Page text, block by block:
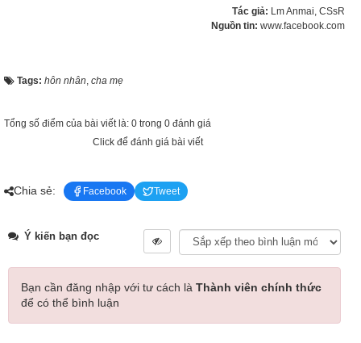
Tác giả: Lm Anmai, CSsR
Nguồn tin: www.facebook.com
Tags: hôn nhân cha mẹ
Tổng số điểm của bài viết là: 0 trong 0 đánh giá
Click để đánh giá bài viết
Chia sẻ: Facebook Tweet
Ý kiến bạn đọc
Bạn cần đăng nhập với tư cách là Thành viên chính thức
để có thể bình luận